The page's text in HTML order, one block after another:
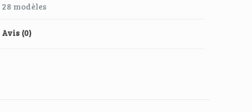
28 modèles
Avis (0)